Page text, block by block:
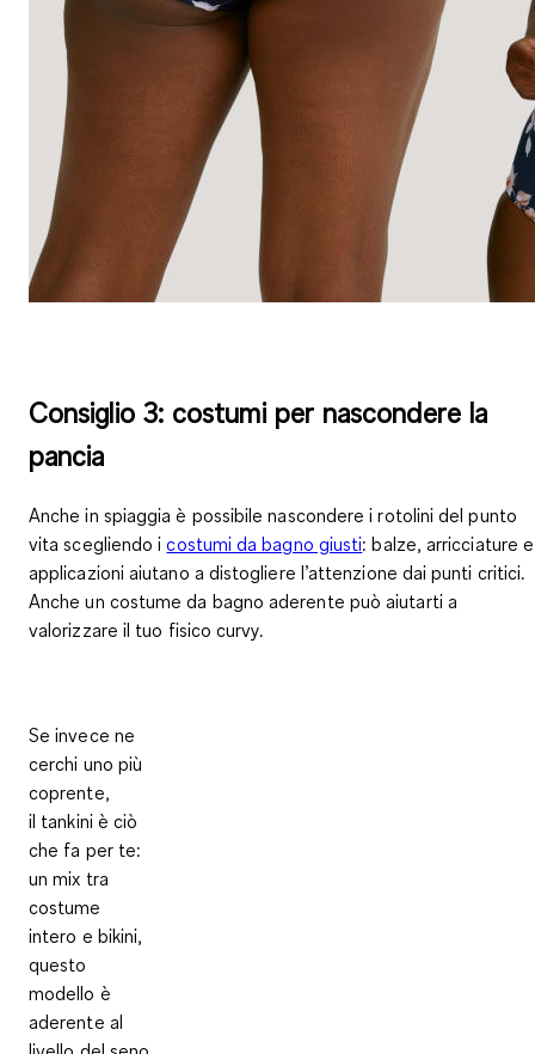
Consiglio 3: costumi per nascondere la
pancia
Anche in spiaggia è possibile nascondere i rotolini del punto
vita scegliendo icostumi da bagno giusti: balze, arricciature e
applicazioni aiutano a distogliere l’attenzione dai punti critici.
Anche un costume da bagno aderente può aiutarti a
valorizzare il tuo fisico curvy.
Se invece ne
cerchi uno più
coprente,
il tankini è ciò
che fa per te:
un mix tra
costume
intero e bikini,
questo
modello è
aderente al